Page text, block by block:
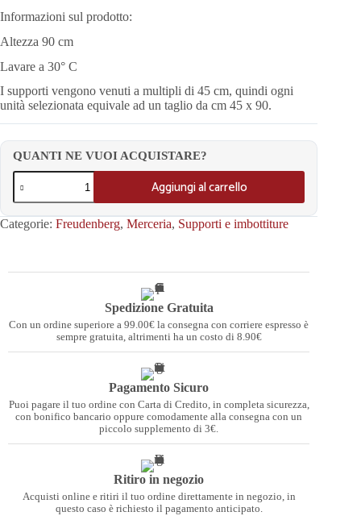
Informazioni sul prodotto:
Altezza 90 cm
Lavare a 30° C
I supporti vengono venuti a multipli di 45 cm, quindi ogni
unità selezionata equivale ad un taglio da cm 45 x 90.
QUANTI NE VUOI ACQUISTARE?
Aggiungi al carrello
Categorie: Freudenberg, Merceria, Supporti e imbottiture
Spedizione Gratuita
Con un ordine superiore a 99.00€ la consegna con corriere espresso è
sempre gratuita, altrimenti ha un costo di 8.90€
Pagamento Sicuro
Puoi pagare il tuo ordine con Carta di Credito, in completa sicurezza,
con bonifico bancario oppure comodamente alla consegna con un
piccolo supplemento di 3€.
Ritiro in negozio
Acquisti online e ritiri il tuo ordine direttamente in negozio, in
questo caso è richiesto il pagamento anticipato.